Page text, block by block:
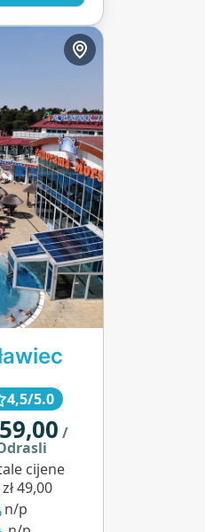
4,5/5.0
/
cijene
zł 49,00
n/p